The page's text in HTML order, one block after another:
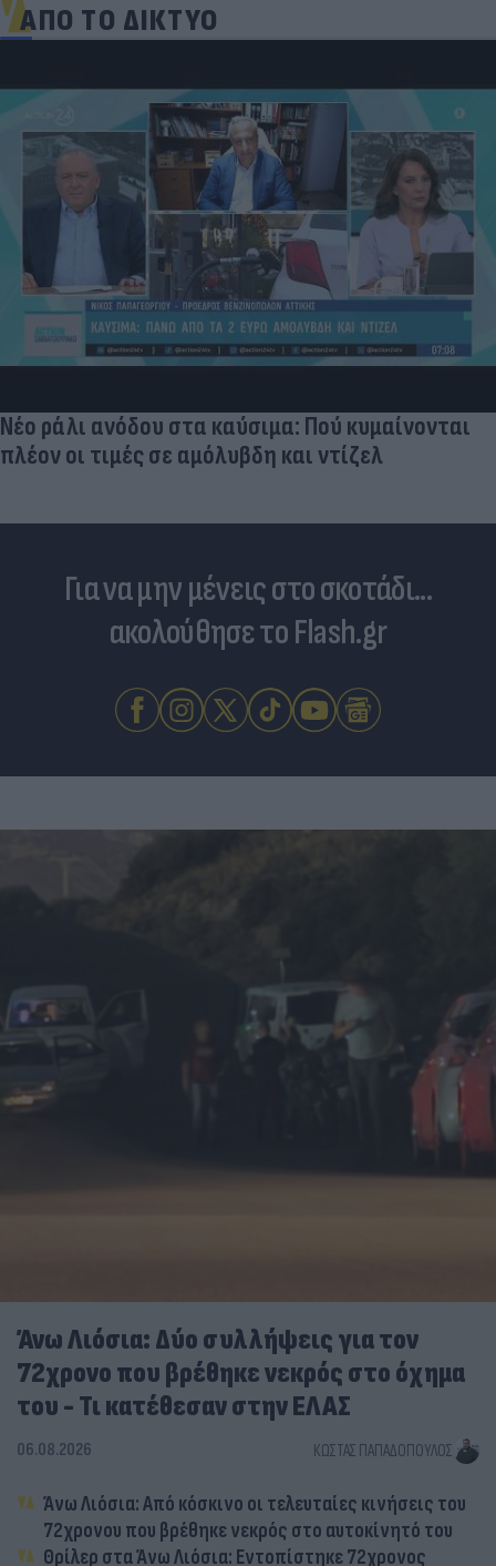
ΑΠΟ ΤΟ ΔΙΚΤΥΟ
Νέο ράλι ανόδου στα καύσιμα: Πού κυμαίνονται
πλέον οι τιμές σε αμόλυβδη και ντίζελ
Για να μην μένεις στο σκοτάδι...
ακολούθησε το Flash.gr
Άνω Λιόσια: Δύο συλλήψεις για τον
72χρονο που βρέθηκε νεκρός στο όχημα
του - Τι κατέθεσαν στην ΕΛΑΣ
06.08.2026 ΚΏΣΤΑΣ ΠΑΠΑΔΌΠΟΥΛΟΣ
Άνω Λιόσια: Από κόσκινο οι τελευταίες κινήσεις του
72χρονου που βρέθηκε νεκρός στο αυτοκίνητό του
Θρίλερ στα Άνω Λιόσια: Εντοπίστηκε 72χρονος